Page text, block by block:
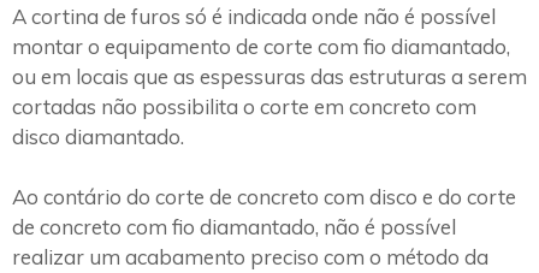
A cortina de furos só é indicada onde não é possível
montar o equipamento de corte com fio diamantado,
ou em locais que as espessuras das estruturas a serem
cortadas não possibilita o corte em concreto com
disco diamantado.
Ao contário do corte de concreto com disco e do corte
de concreto com fio diamantado, não é possível
realizar um acabamento preciso com o método da